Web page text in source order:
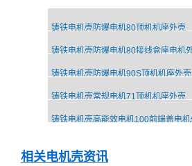
铸铁电机壳防爆电机80顶机机座外壳
铸铁电机壳防爆电机90S顶机机座外壳
铸铁电机壳常规电机71顶机机座外壳
相关电机壳资讯